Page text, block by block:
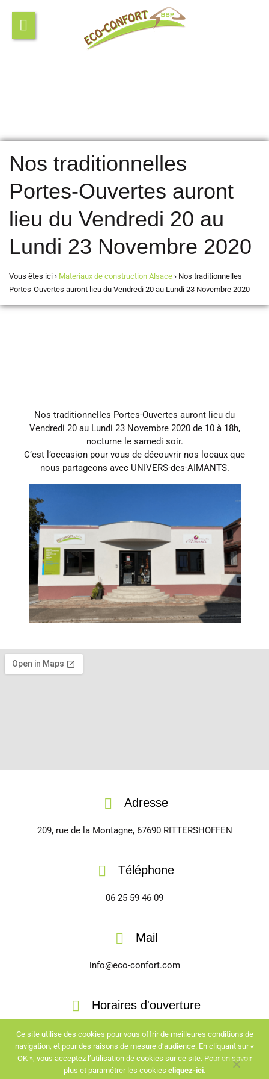
Nos traditionnelles
Portes-Ouvertes auront
lieu du Vendredi 20 au
Lundi 23 Novembre 2020
Vous êtes ici › Materiaux de construction Alsace › Nos traditionnelles
Portes-Ouvertes auront lieu du Vendredi 20 au Lundi 23 Novembre 2020
Nos traditionnelles Portes-Ouvertes auront lieu du
Vendredi 20 au Lundi 23 Novembre 2020 de 10 à 18h,
nocturne le samedi soir.
C’est l’occasion pour vous de découvrir nos locaux que
nous partageons avec UNIVERS-des-AIMANTS.
Adresse
209, rue de la Montagne, 67690 RITTERSHOFFEN
Téléphone
06 25 59 46 09
Mail
info@eco-confort.com
Horaires d'ouverture
Sur RDV du lundi au vendredi
8h30 - 12h & 13h30 - 18h
Sans RDV les vendredis
Ce site utilise des cookies pour vous offrir de meilleures conditions de
navigation, et pour des raisons de mesure d’audience. En cliquant sur «
OK », vous acceptez l’utilisation de cookies sur ce site. Pour en savoir
plus et paramétrer les cookies cliquez-ici.